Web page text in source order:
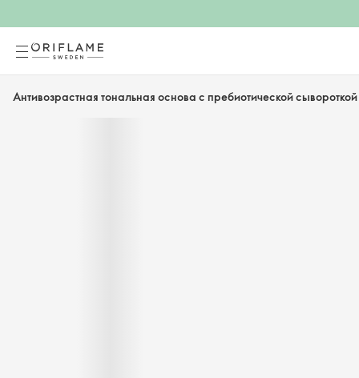
Антивозрастная тональная основа с пребиотической